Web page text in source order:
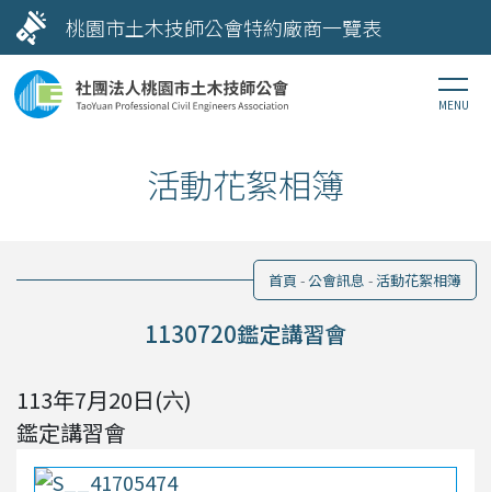
桃園市土木技師公會特約廠商一覽表
活動花絮相簿
首頁 公會訊息 活動花絮相簿
1130720鑑定講習會
113年7月20日(六)
鑑定講習會